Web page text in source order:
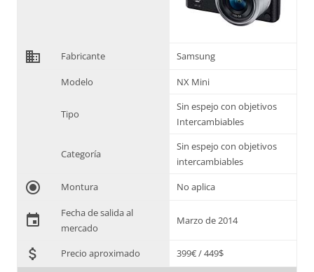
domain Fabricante Samsung
Modelo NX Mini
Tipo
Sin espejo con objetivos
Intercambiables
Categoría
Sin espejo con objetivos
intercambiables
radio_button_checked Montura No aplica
event
Fecha de salida al
mercado
Marzo de 2014
attach_money Precio aproximado 399€ / 449$